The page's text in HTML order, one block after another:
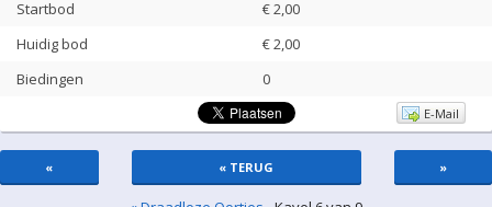
Startbod
€ 2,00
Huidig bod
€2,00
Biedingen
0
E-Mail
« « TERUG »